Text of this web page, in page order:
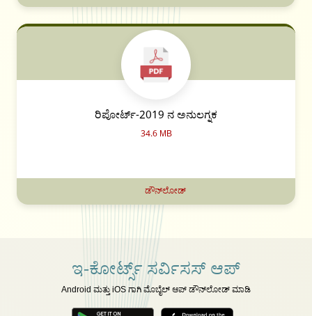
ರಿಪೋರ್ಟ್-2019 ನ ಅನುಲಗ್ನಕ
34.6 MB
ಡೌನ್‌ಲೋಡ್
ಇ-ಕೋರ್ಟ್ಸ್ ಸರ್ವಿಸಸ್ ಆಪ್
Android ಮತ್ತು iOS ಗಾಗಿ ಮೊಬೈಲ್ ಆಪ್ ಡೌನ್‌ಲೋಡ್ ಮಾಡಿ